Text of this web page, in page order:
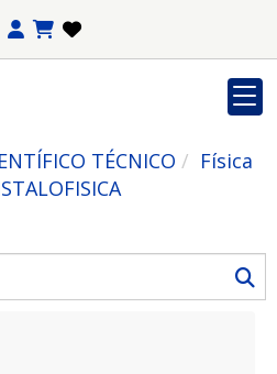
TÉCNICO
Física